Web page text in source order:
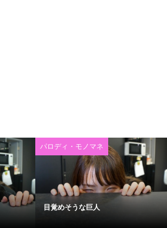
パロディ・モノマネ
目覚めそうな巨人